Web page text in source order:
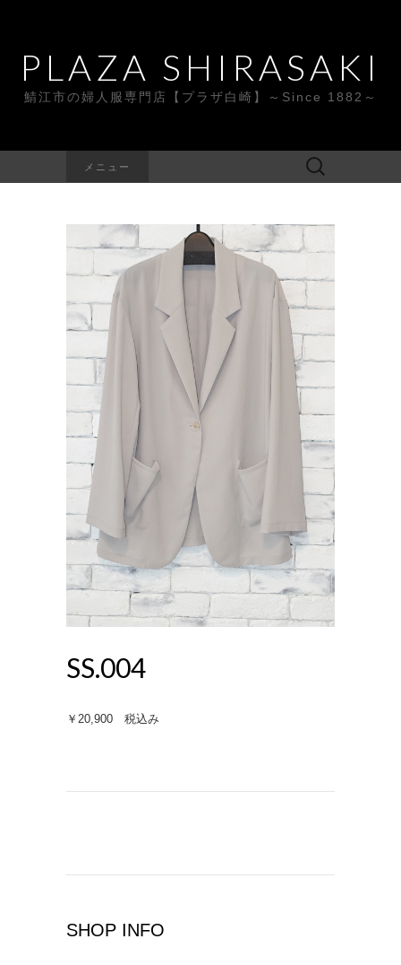
PLAZA SHIRASAKI
鯖江市の婦人服専門店【プラザ白崎】～Since 1882～
メニュー
検
索:
SS.004
￥20,900 税込み
SHOP INFO